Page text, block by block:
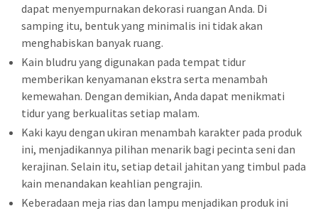
dapat menyempurnakan dekorasi ruangan Anda. Di
samping itu, bentuk yang minimalis ini tidak akan
menghabiskan banyak ruang.
Kain bludru yang digunakan pada tempat tidur
memberikan kenyamanan ekstra serta menambah
kemewahan. Dengan demikian, Anda dapat menikmati
tidur yang berkualitas setiap malam.
Kaki kayu dengan ukiran menambah karakter pada produk
ini, menjadikannya pilihan menarik bagi pecinta seni dan
kerajinan. Selain itu, setiap detail jahitan yang timbul pada
kain menandakan keahlian pengrajin.
Keberadaan meja rias dan lampu menjadikan produk ini